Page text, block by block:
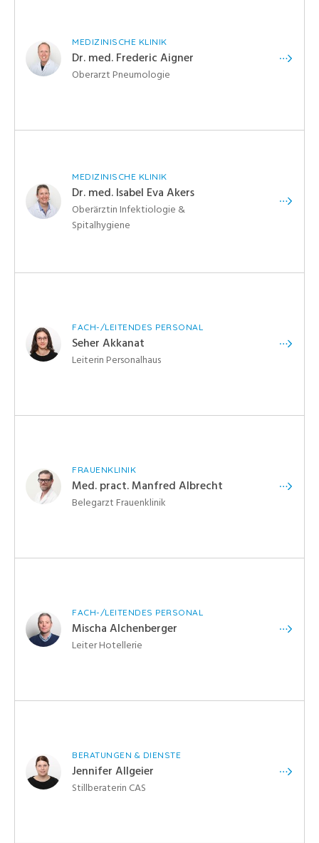
MEDIZINISCHE KLINIK
Dr. med. Frederic Aigner
Oberarzt Pneumologie
MEDIZINISCHE KLINIK
Dr. med. Isabel Eva Akers
Oberärztin Infektiologie &
Spitalhygiene
FACH-/LEITENDES PERSONAL
Seher Akkanat
Leiterin Personalhaus
FRAUENKLINIK
Med. pract. Manfred Albrecht
Belegarzt Frauenklinik
FACH-/LEITENDES PERSONAL
Mischa Alchenberger
Leiter Hotellerie
BERATUNGEN & DIENSTE
Jennifer Allgeier
Stillberaterin CAS